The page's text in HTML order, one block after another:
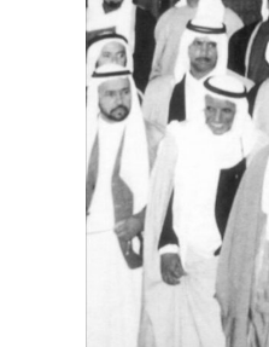
مجلس الأعمال الإماراتي الهندي:
العلاقات الاقتصادية والاستثمارية بين
البلدين تشهد نموا متسارعا